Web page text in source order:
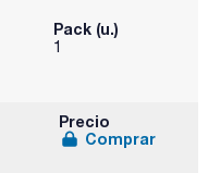
Pack (u.)
1
Precio
Comprar